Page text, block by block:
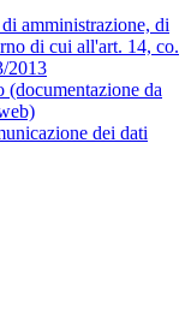
amministrazione, di
di cui all'art. 14, co.
2013
(documentazione da
dei dati